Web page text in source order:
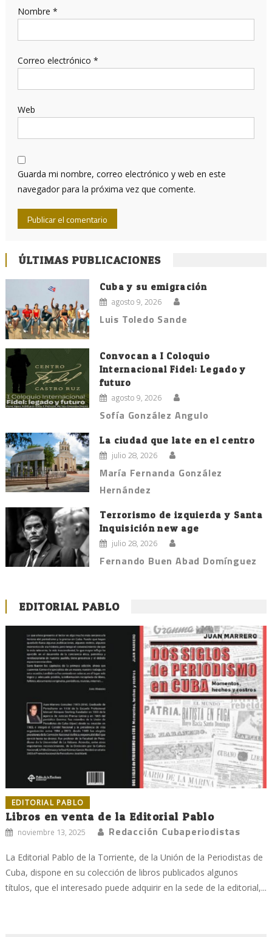
Nombre *
Correo electrónico *
Web
Guarda mi nombre, correo electrónico y web en este
navegador para la próxima vez que comente.
ÚLTIMAS PUBLICACIONES
Cuba y su emigración
agosto 9, 2026
Luis Toledo Sande
Convocan a I Coloquio
Internacional Fidel: Legado y
futuro
agosto 9, 2026
Sofía González Angulo
La ciudad que late en el centro
julio 28, 2026
María Fernanda González
Hernández
Terrorismo de izquierda y Santa
Inquisición new age
julio 28, 2026
Fernando Buen Abad Domínguez
EDITORIAL PABLO
EDITORIAL PABLO
Libros en venta de la Editorial Pablo
noviembre 13, 2025 Redacción Cubaperiodistas
La Editorial Pablo de la Torriente, de la Unión de la Periodistas de
Cuba, dispone en su colección de libros publicados algunos
títulos, que el interesado puede adquirir en la sede de la editorial,...